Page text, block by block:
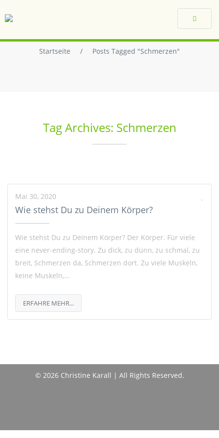
Toggle
Startseite / Posts Tagged "Schmerzen"
Tag Archives: Schmerzen
Mai 30, 2020
Wie stehst Du zu Deinem Körper?
Wie stehst Du zu Deinem Körper? Der Körper. Für viele
eine never-ending-story. Zu dick, zu dünn, zu schmal, zu
breit, Schmerzen da, Schmerzen dort. Zu viele Muskeln,
keine Muskeln,...
ERFAHRE MEHR...
© 2026 Christine Karall | All Rights Reserved.